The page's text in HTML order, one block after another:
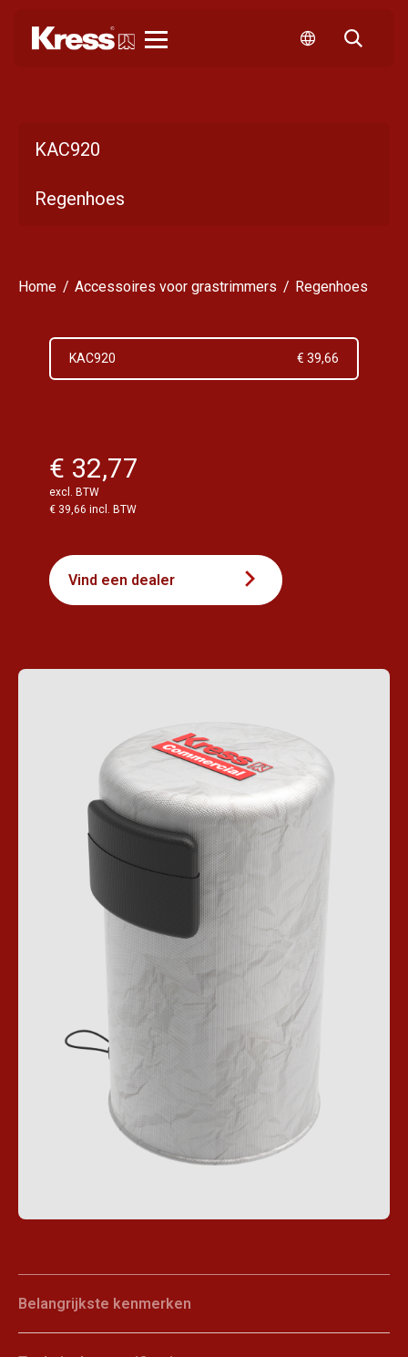
KAC920
Regenhoes
Home Accessoires voor grastrimmers Regenhoes
KAC920 € 39,66
€ 32,77
excl. BTW
€ 39,66 incl. BTW
Vind een dealer
Belangrijkste kenmerken